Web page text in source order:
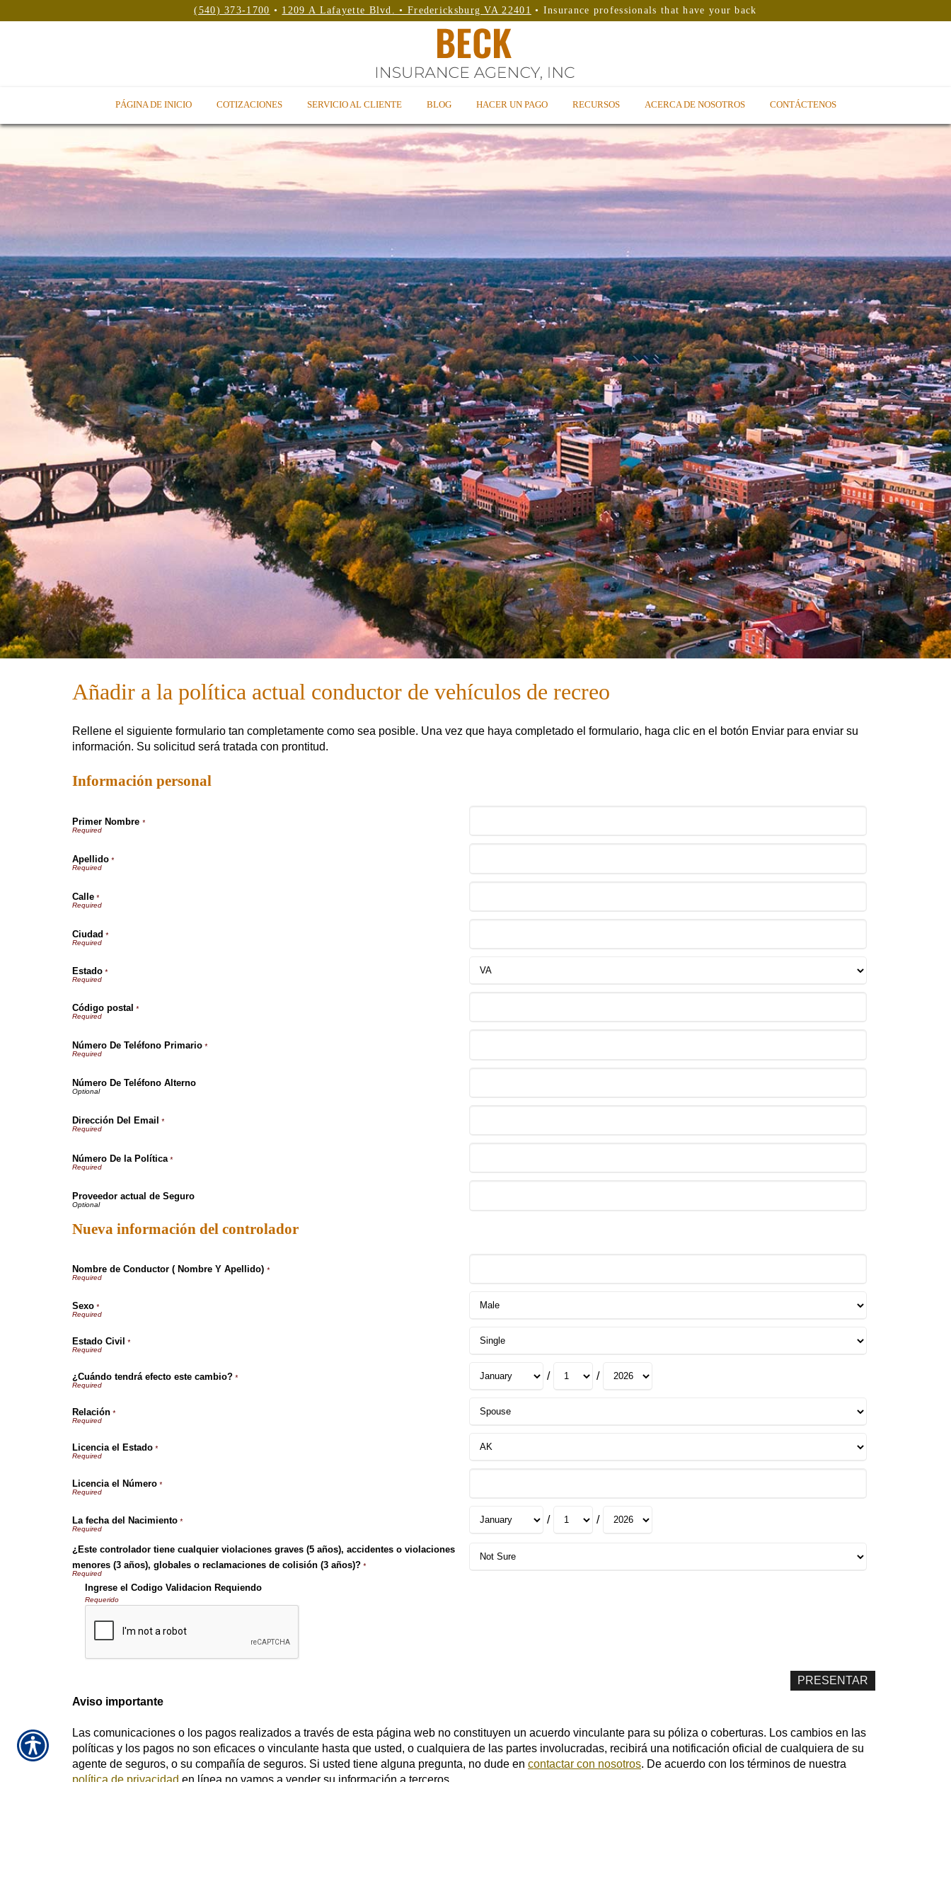
(540) 373-1700 • 1209 A Lafayette Blvd. • Fredericksburg VA 22401 • Insurance professionals that have your back
PÁGINA DE INICIO COTIZACIONES SERVICIO AL CLIENTE BLOG HACER UN PAGO RECURSOS ACERCA DE NOSOTROS CONTÁCTENOS
Añadir a la política actual conductor de vehículos de recreo
Rellene el siguiente formulario tan completamente como sea posible. Una vez que haya completado el formulario, haga clic en el botón Enviar para enviar su
información. Su solicitud será tratada con prontitud.
Información personal
Primer Nombre *
Apellido *
Calle *
Ciudad *
Estado *
Código postal *
Número De Teléfono Primario *
Número De Teléfono Alterno
Dirección Del Email *
Número De la Política *
Proveedor actual de Seguro
Nueva información del controlador
Nombre de Conductor ( Nombre Y Apellido) *
Sexo *
Estado Civil *
¿Cuándo tendrá efecto este cambio? * / /
Relación *
Licencia el Estado *
Licencia el Número *
La fecha del Nacimiento * / /
¿Este controlador tiene cualquier violaciones graves (5 años), accidentes o violaciones
menores (3 años), globales o reclamaciones de colisión (3 años)? *
Ingrese el Codigo Validacion Requiendo
Requerido
Aviso importante
Las comunicaciones o los pagos realizados a través de esta página web no constituyen un acuerdo vinculante para su póliza o coberturas. Los cambios en las
políticas y los pagos no son eficaces o vinculante hasta que usted, o cualquiera de las partes involucradas, recibirá una notificación oficial de cualquiera de su
agente de seguros, o su compañía de seguros. Si usted tiene alguna pregunta, no dude en contactar con nosotros. De acuerdo con los términos de nuestra
política de privacidad en línea no vamos a vender su información a terceros.